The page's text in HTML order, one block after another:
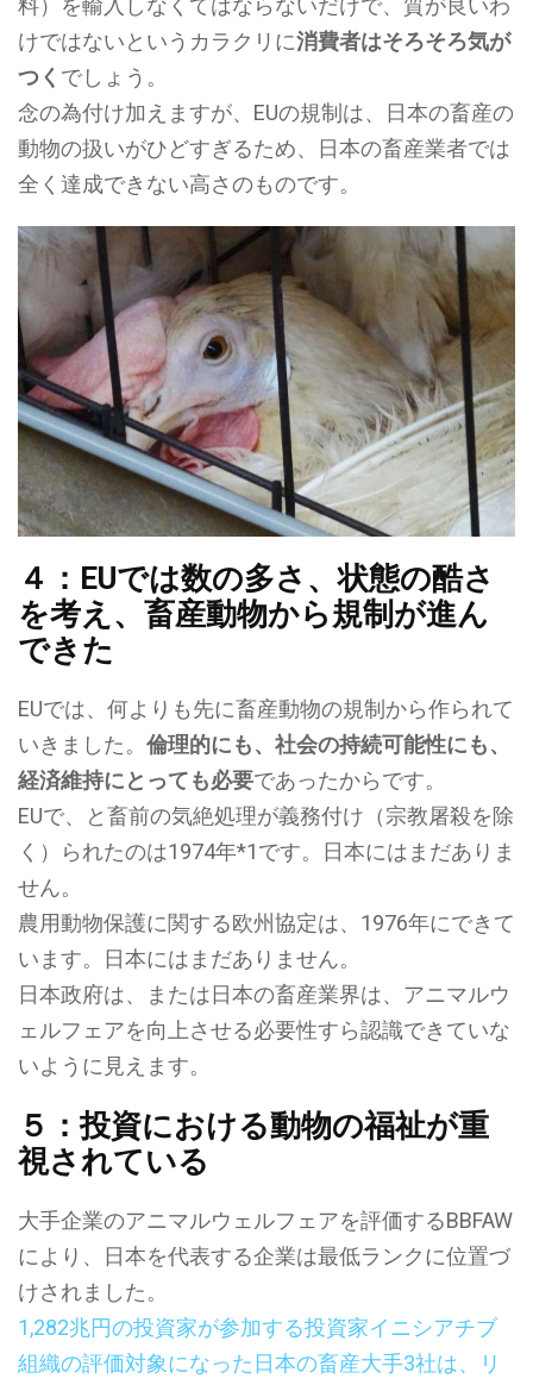
料）を輸入しなくてはならないだけで、質が良いわ
けではないというカラクリに消費者はそろそろ気が
つく でしょう。
念の為付け加えますが、EUの規制は、日本の畜産の
動物の扱いがひどすぎるため、日本の畜産業者では
全く達成できない高さのものです。
４：EUでは数の多さ、状態の酷さ
を考え、畜産動物から規制が進ん
できた
EUでは、何よりも先に畜産動物の規制から作られて
いきました。 倫理的にも、社会の持続可能性にも、
経済維持にとっても必要であったからです。
EUで、と畜前の気絶処理が義務付け（宗教屠殺を除
く）られたのは1974年*1です。日本にはまだありま
せん。
農用動物保護に関する欧州協定は、1976年にできて
います。日本にはまだありません。
日本政府は、または日本の畜産業界は、アニマルウ
ェルフェアを向上させる必要性すら認識できていな
いように見えます。
５：投資における動物の福祉が重
視されている
大手企業のアニマルウェルフェアを評価するBBFAW
により、日本を代表する企業は最低ランクに位置づ
けされました。
1,282兆円の投資家が参加する投資家イニシアチブ
組織の評価対象になった日本の畜産大手3社は、リ